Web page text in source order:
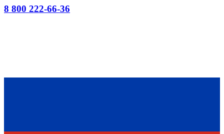
8 800 222-66-36